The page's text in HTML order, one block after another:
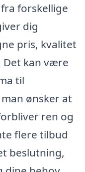
forskellige
dig
pris, kvalitet
Det kan være
til
ønsker at
ren og
flere tilbud
beslutning,